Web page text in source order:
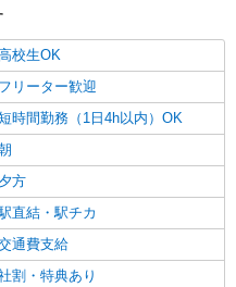
※上記金額には残業代は含んでお
は1分単位で支給します。
校生OK
フリーター歓迎
時間勤務（1日4h以内）OK
夕方
直結・駅チカ
通費支給
割・特典あり